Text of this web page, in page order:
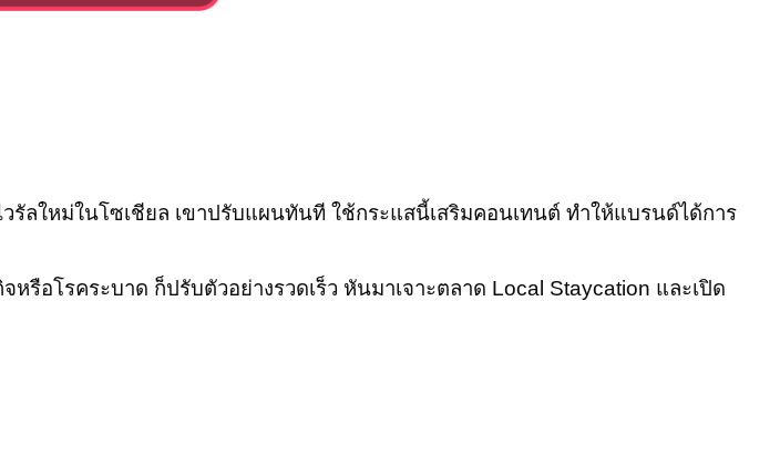
ลใหม่ในโซเชียล เขาปรับแผนทันที ใช้กระแสนี้เสริมคอนเทนต์ ทำให้แบรนด์ได้การ
รือโรคระบาด ก็ปรับตัวอย่างรวดเร็ว หันมาเจาะตลาด Local Staycation และเปิด